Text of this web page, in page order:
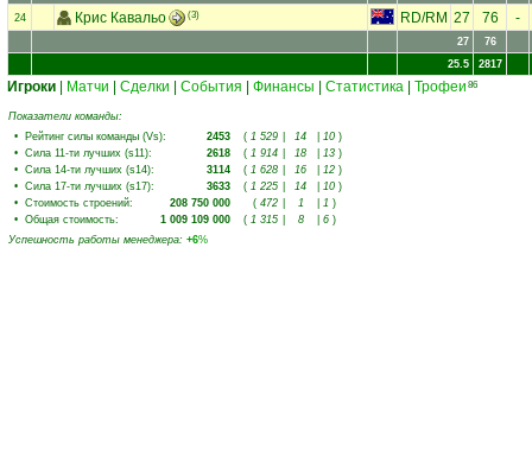
24 Крис Кавальо (3) RD/RM 27 76 -
27
76
25.5
2817
Игроки Матчи Сделки События Финансы Статистика Трофеи 86
Показатели команды:
• Рейтинг силы команды (Vs): 2453 ( 1 529 14 10 )
• Сила 11-ти лучших (s11): 2618 ( 1 914 18 13 )
• Сила 14-ти лучших (s14): 3114 ( 1 628 16 12 )
• Сила 17-ти лучших (s17): 3633 ( 1 225 14 10 )
• Стоимость строений: 208 750 000 ( 472 1 1 )
• Общая стоимость: 1 009 109 000 ( 1 315 8 6 )
Успешность работы менеджера: +6%